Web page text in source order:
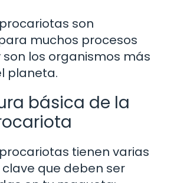
son
muchos procesos
son los organismos más
planeta.
básica de la
tienen varias
que deben ser